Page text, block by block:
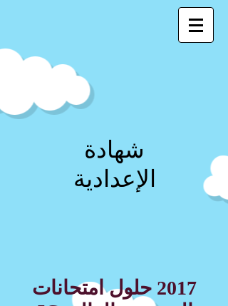
شهادة
الإعدادية
2017 حلول امتحانات